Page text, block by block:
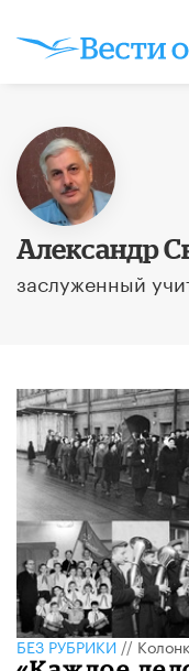
Александр
заслуженный
БЕЗ РУБРИКИ//